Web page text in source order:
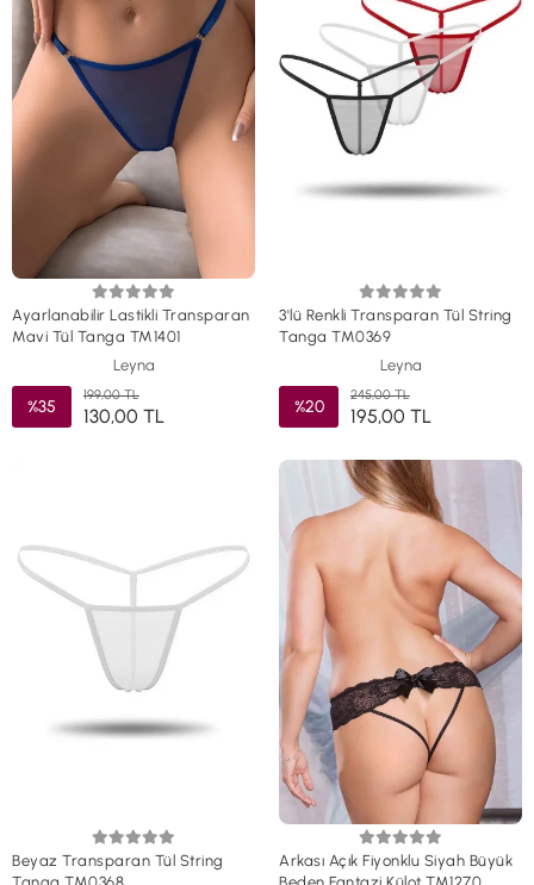
Ayarlanabilir Lastikli Transparan
Mavi Tül Tanga TM1401
Leyna
%35
199,00 TL
130,00 TL
3'lü Renkli Transparan Tül String
Tanga TM0369
Leyna
%20
245,00 TL
195,00 TL
Beyaz Transparan Tül String
Arkası Açık Fiyonklu Siyah Büyük